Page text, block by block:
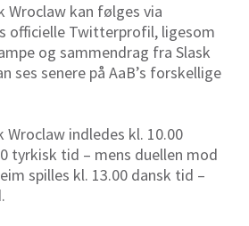
Wroclaw kan følges via
officielle Twitterprofil, ligesom
og sammendrag fra Slask
ses senere på AaB’s forskellige
Wroclaw indledes kl. 10.00
tyrkisk tid – mens duellen mod
spilles kl. 13.00 dansk tid –